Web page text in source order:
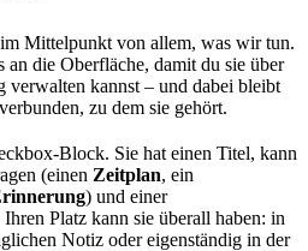
Mittelpunkt von allem, was wir tun.
an die Oberfläche, damit du sie über
verwalten kannst – und dabei bleibt
zu dem sie gehört.
Block. Sie hat einen Titel, kann
(einen Zeitplan, ein
) und einer
Platz kann sie überall haben: in
Notiz oder eigenständig in der